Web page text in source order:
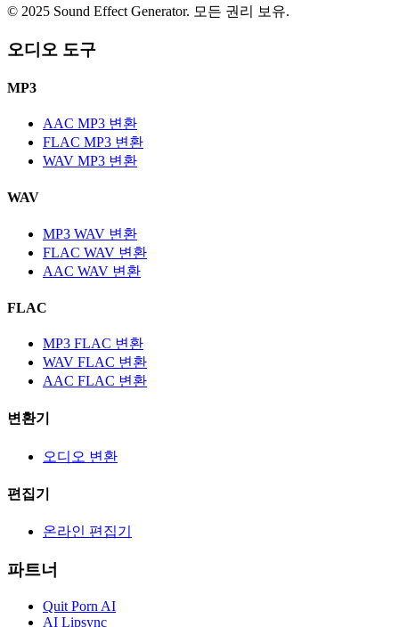
© 2025 Sound Effect Generator. 모든 권리 보유.
오디오 도구
MP3
AAC MP3 변환
FLAC MP3 변환
WAV MP3 변환
WAV
MP3 WAV 변환
FLAC WAV 변환
AAC WAV 변환
FLAC
MP3 FLAC 변환
WAV FLAC 변환
AAC FLAC 변환
변환기
오디오 변환
편집기
온라인 편집기
파트너
Quit Porn AI
AI Lipsync